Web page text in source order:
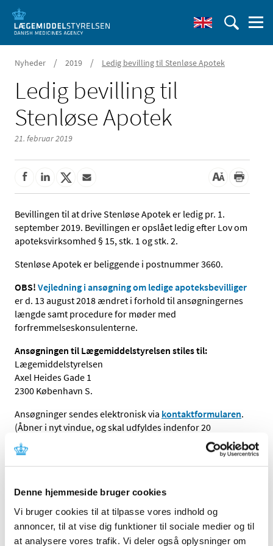
Denne hjemmeside bruger cookies
Vi bruger cookies til at tilpasse vores indhold og
annoncer, til at vise dig funktioner til sociale medier og til
at analysere vores trafik. Vi deler også oplysninger om
Nyheder / 2019 / Ledig bevilling til Stenløse Apotek
Ledig bevilling til
Stenløse Apotek
21. februar 2019
Bevillingen til at drive Stenløse Apotek er ledig pr. 1.
september 2019. Bevillingen er opslået ledig efter Lov om
apoteksvirksomhed § 15, stk. 1 og stk. 2.
Stenløse Apotek er beliggende i postnummer 3660.
OBS! Vejledning i ansøgning om ledige apoteksbevilliger
er d. 13 august 2018 ændret i forhold til ansøgningernes
længde samt procedure for møder med
forfremmelseskonsulenterne.
Ansøgningen til Lægemiddelstyrelsen stiles til:
Lægemiddelstyrelsen
Axel Heides Gade 1
2300 København S.
Ansøgninger sendes elektronisk via kontaktformularen.
(Åbner i nyt vindue, og skal udfyldes indenfor 20
minutter, ellers modtager vi den ikke). Man kan højest
sende én fil eller én zip-fil mappe.
senest den 22. marts 2019 kl. 12.00.
Rekvirering af oplysninger vedr. Stenløse Apotek nr. 369
Økonomiske oplysninger og apotekerens beskrivelse af